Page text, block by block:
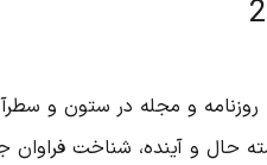
و مجله در ستون و
حال و آینده، شناخت